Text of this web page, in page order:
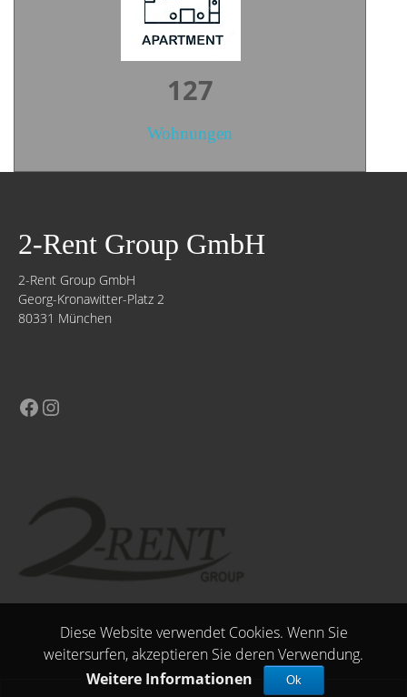
175
Wohnungen
2-Rent Group GmbH
2-Rent Group GmbH
Georg-Kronawitter-Platz 2
80331 München
Diese Website verwendet Cookies. Wenn Sie
weitersurfen, akzeptieren Sie deren Verwendung.
Weitere Informationen
Ok